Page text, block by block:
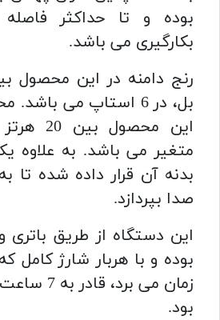
بکارگیری می باشد.
بل، در 6 استاپ می
متغیر می باشد. به علاوه
بدنه آن قرار داده شده
صدا بپردازد.
بوده و با هربار شارژ
زمان می
بود.